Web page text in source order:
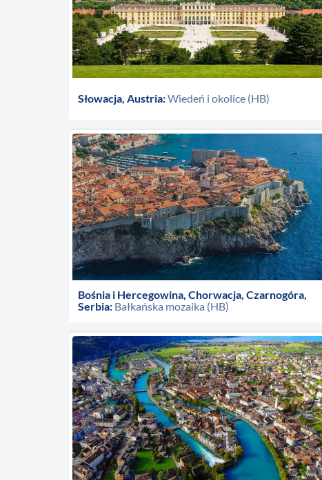
Słowacja, Austria:Wiedeń i okolice (HB)
Bośnia i Hercegowina, Chorwacja, Czarnogóra,
Serbia:Bałkańska mozaika (HB)